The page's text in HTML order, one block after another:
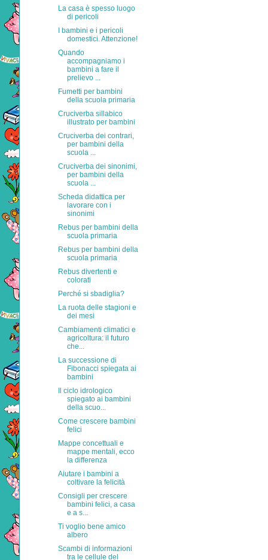
La casa è spesso luogo
di pericoli
I bambini e i pericoli
domestici. Attenzione!
Quando
accompagniamo i
bambini a fare il
prelievo ...
Fumetti per bambini
della scuola primaria
Cruciverba sillabico
illustrato per bambini
Cruciverba dei contrari,
per bambini della
scuola ...
Cruciverba dei sinonimi,
per bambini della
scuola ...
Scheda didattica per
lavorare con i
sinonimi
Rebus per bambini della
scuola primaria
Rebus per bambini della
scuola primaria
Rebus divertenti e
colorati
Perché si sbadiglia?
La ruota delle stagioni e
dei mesi
Cambiamenti climatici e
agricoltura: il futuro
che...
La successione di
Fibonacci spiegata ai
bambini
Il ciclo idrologico
spiegato ai bambini
della scuo...
Come crescere bambini
felici
Mappe concettuali e
mappe mentali, ecco
la differenza
Aiutare i bambini a
coltivare la felicità
Consigli per crescere
bambini felici, a casa
e a s...
Ti voglio bene amico
albero
Scambi di informazioni
tra le cellule del